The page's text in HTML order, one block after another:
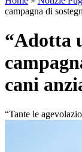
campagna di
“Adotta
cani
“Tante le